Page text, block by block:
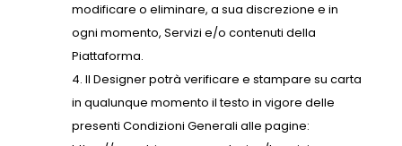
modificare o eliminare, a sua discrezione e in
ogni momento, Servizi e/o contenuti della
Piattaforma.
Il Designer potrà verificare e stampare su carta
in qualunque momento il testo in vigore delle
presenti Condizioni Generali alle pagine: